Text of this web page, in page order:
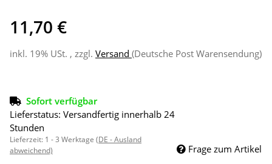
11,70 €
inkl. 19% USt. , zzgl. Versand (Deutsche Post Warensendung)
Sofort verfügbar
Lieferstatus: Versandfertig innerhalb 24
Stunden
Lieferzeit: 1 - 3 Werktage (DE - Ausland
abweichend)
Frage zum Artikel